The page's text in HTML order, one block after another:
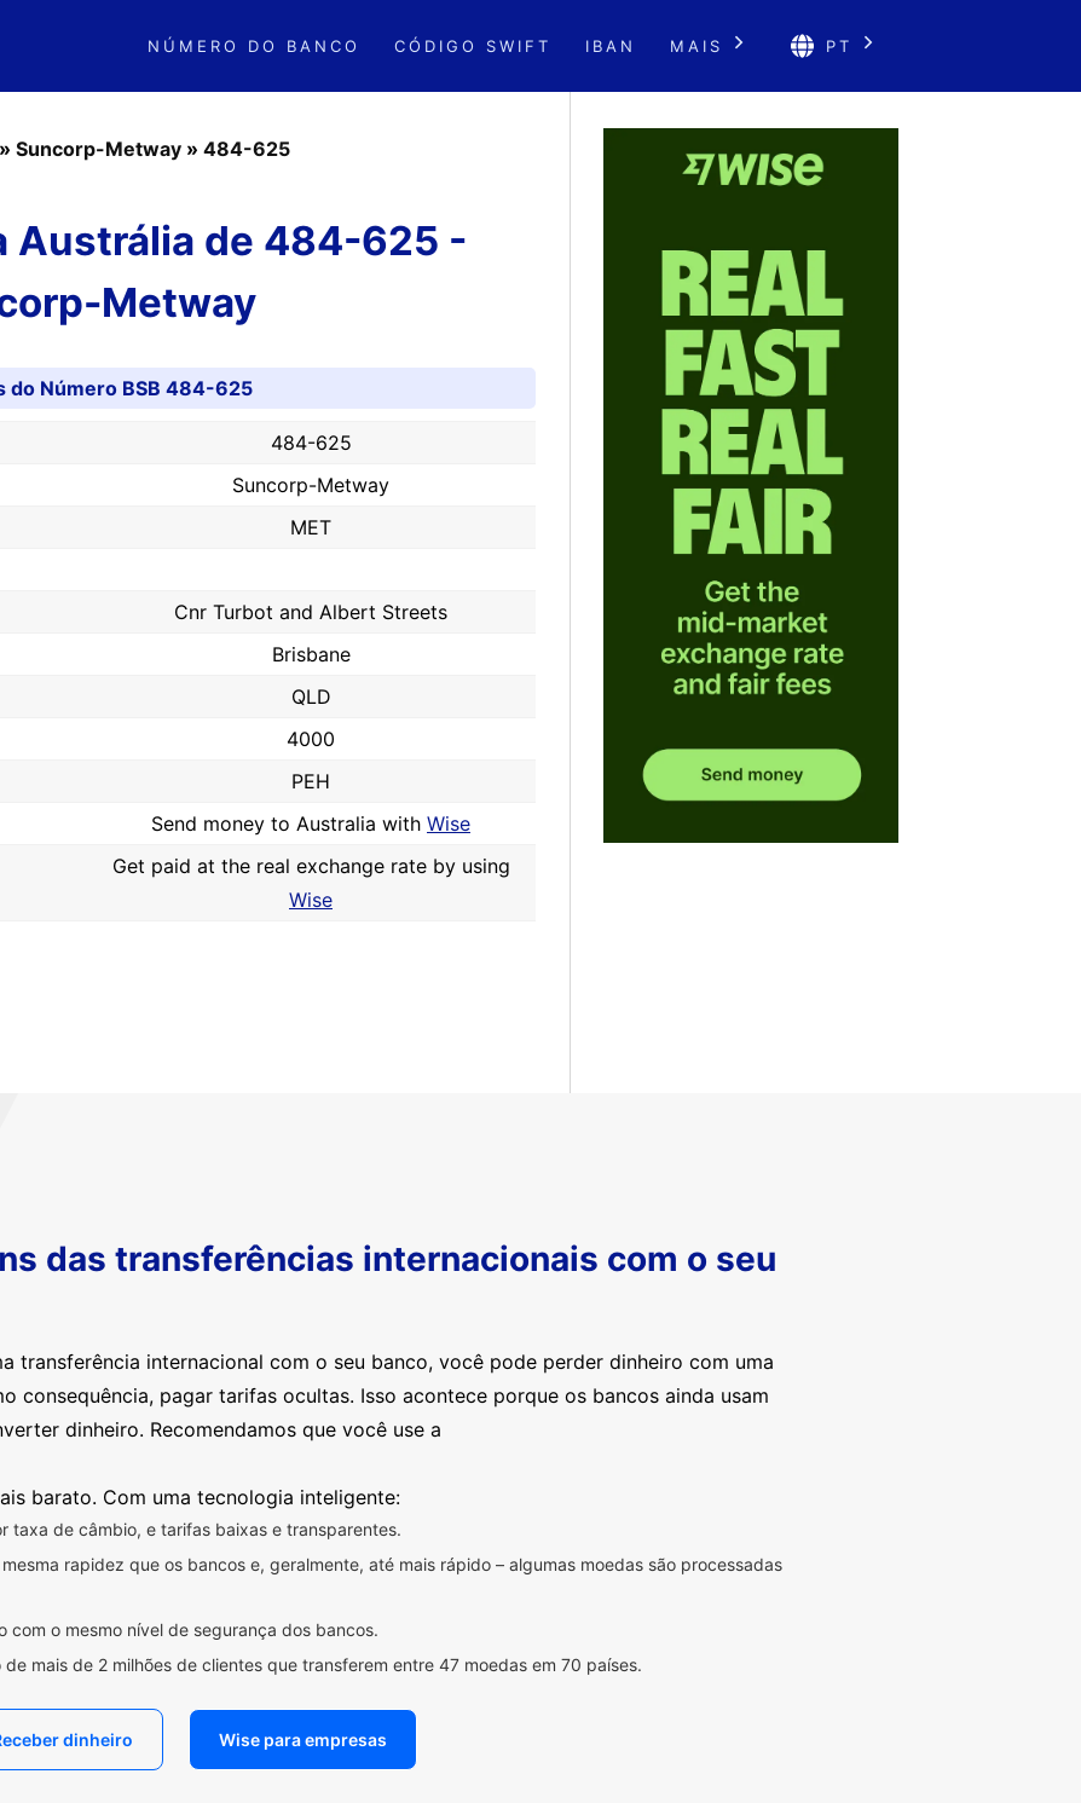
NÚMERO DO BANCO CÓDIGO SWIFT IBAN MAIS PT
» Suncorp-Metway » 484-625
Austrália de 484-625 -
Metway
do Número BSB 484-625
484-625
Suncorp-Metway
MET
Cnr Turbot and Albert Streets
Brisbane
QLD
4000
PEH
Send money to Australia with Wise
Get paid at the real exchange rate by using
Wise
das transferências internacionais com o seu
transferência internacional com o seu banco, você pode perder dinheiro com uma
consequência, pagar tarifas ocultas. Isso acontece porque os bancos ainda usam
dinheiro. Recomendamos que você use a
barato. Com uma tecnologia inteligente:
taxa de câmbio, e tarifas baixas e transparentes.
rapidez que os bancos e, geralmente, até mais rápido – algumas moedas são processadas
com o mesmo nível de segurança dos bancos.
mais de 2 milhões de clientes que transferem entre 47 moedas em 70 países.
dinheiro Wise para empresas